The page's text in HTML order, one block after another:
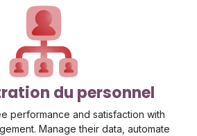
du personnel
performance and satisfaction with
Manage their data, automate